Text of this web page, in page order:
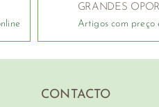
GRANDES
Artigos com preço
CONTACTO